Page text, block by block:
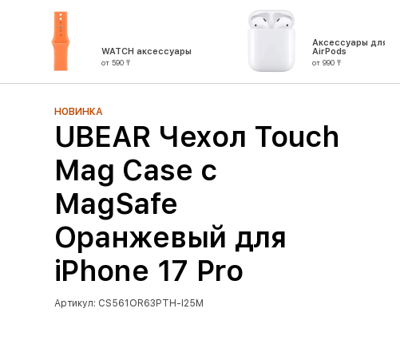
WATCH аксессуары
от 590 ₸
Аксессуары для
AirPods
от 990 ₸
НОВИНКА
UBEAR Чехол Touch
Mag Case с
MagSafe
Оранжевый для
iPhone 17 Pro
Артикул: CS561OR63PTH-I25M